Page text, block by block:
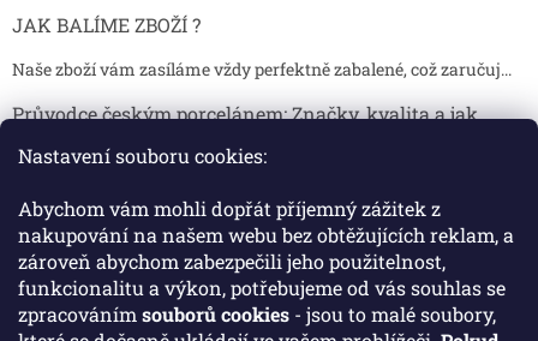
Nastavení souboru cookies:
Abychom vám mohli dopřát příjemný zážitek z
nakupování na našem webu bez obtěžujících reklam, a
zároveň abychom zabezpečili jeho použitelnost,
funkcionalitu a výkon, potřebujeme od vás souhlas se
zpracováním souborů cookies - jsou to malé soubory,
JAK BALÍME ZBOŽÍ ?
Naše zboží vám zasíláme vždy perfektně zabalené, což zaručuj...
Průvodce českým porcelánem: Značky, kvalita a jak
Jak skladovat broušené sklenice, aby se nepoškodily?
Broušené sklenice jsou symbolem elegance, tradice a luxusu. ...